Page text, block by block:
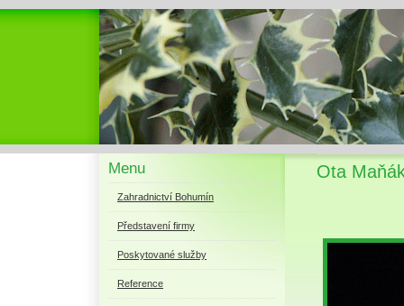
Menu
Zahradnictví Bohumín
Představení firmy
Poskytované služby
Reference
Ota